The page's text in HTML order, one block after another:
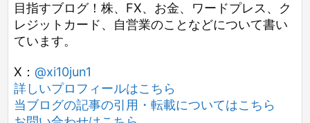
目指すブログ！株、FX、お金、ワードプレス、ク
レジットカード、自営業のことなどについて書い
ています。
X： @xi10jun1
詳しいプロフィールはこちら
当ブログの記事の引用・転載についてはこちら